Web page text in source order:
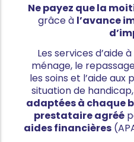
Ne payez que la
grâce à l’avance
Les services d’aide
ménage, le
les soins et l’aide aux
situation de
adaptées à chaque
prestataire agréé
aides financières